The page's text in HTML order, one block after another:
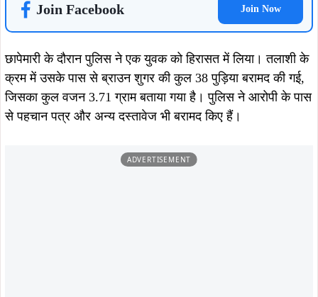
Join Facebook Join Now
छापेमारी के दौरान पुलिस ने एक युवक को हिरासत में लिया। तलाशी के
क्रम में उसके पास से ब्राउन शुगर की कुल 38 पुड़िया बरामद की गई,
जिसका कुल वजन 3.71 ग्राम बताया गया है। पुलिस ने आरोपी के पास
से पहचान पत्र और अन्य दस्तावेज भी बरामद किए हैं।
ADVERTISEMENT